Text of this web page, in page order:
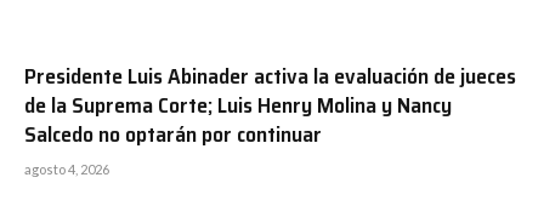
Presidente Luis Abinader activa la evaluación de jueces
de la Suprema Corte; Luis Henry Molina y Nancy
Salcedo no optarán por continuar
agosto 4, 2026